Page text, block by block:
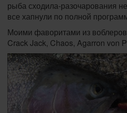
рыба сходила-разочарования
все хапнули по полной
Моими фаворитами из
Crack Jack, Chaos, Agarron von